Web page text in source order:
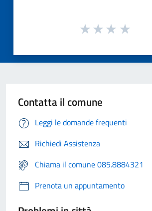
Contatta il comune
Leggi le domande frequenti
Richiedi Assistenza
Chiama il comune 085.8884321
Prenota un appuntamento